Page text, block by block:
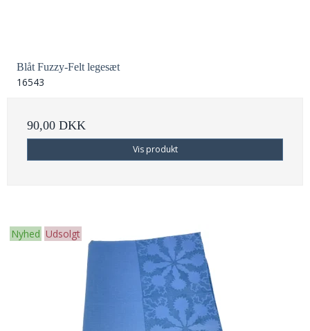
Blåt Fuzzy-Felt legesæt
16543
90,00 DKK
Vis produkt
Nyhed Udsolgt